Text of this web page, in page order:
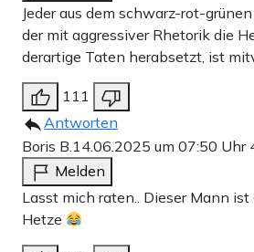
Jeder aus dem schwarz-rot-
der mit aggressiver Rhetorik die
derartige Taten herabsetzt, ist
111
Antworten
Boris B.14.06.2025 um 07:50 Uhr
Melden
Lasst mich raten.. Dieser Mann ist
Hetze